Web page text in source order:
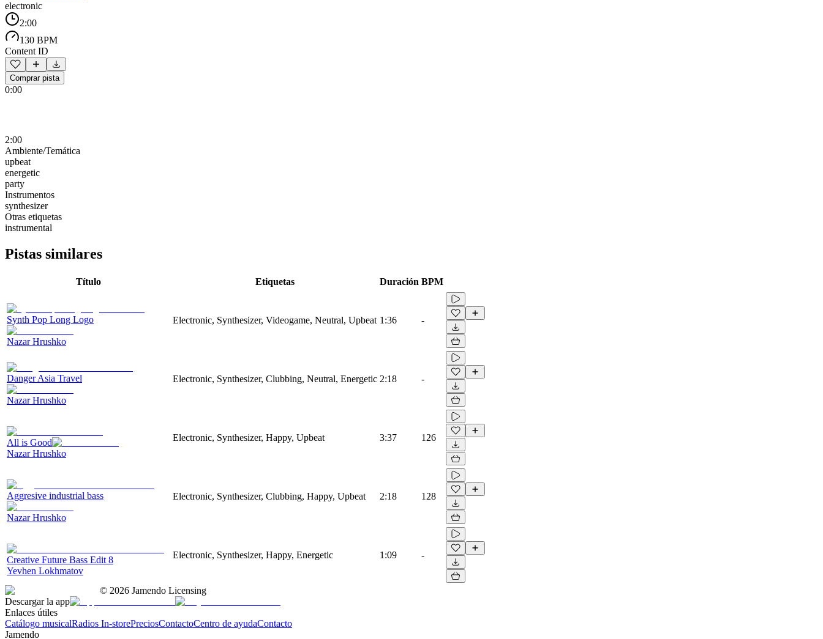
electronic
2:00
130 BPM
Content ID
Comprar pista
0:00
2:00
Ambiente/Temática
upbeat
energetic
party
Instrumentos
synthesizer
Otras etiquetas
instrumental
Pistas similares
Título Etiquetas Duración BPM
Synth Pop Long Logo
Nazar Hrushko
Electronic, Synthesizer, Videogame, Neutral, Upbeat 1:36 -
Danger Asia Travel
Nazar Hrushko
Electronic, Synthesizer, Clubbing, Neutral, Energetic 2:18 -
All is Good
Nazar Hrushko
Electronic, Synthesizer, Happy, Upbeat 3:37 126
Aggresive industrial bass
Nazar Hrushko
Electronic, Synthesizer, Clubbing, Happy, Upbeat 2:18 128
Creative Future Bass Edit 8
Yevhen Lokhmatov
Electronic, Synthesizer, Happy, Energetic 1:09 -
© 2026 Jamendo Licensing
Descargar la app
Enlaces útiles
Catálogo musicalRadios In-storePreciosContactoCentro de ayudaContacto
Jamendo